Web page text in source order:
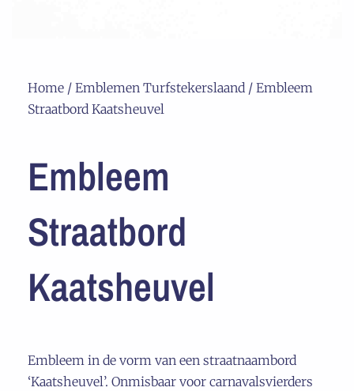
Home / Emblemen Turfstekerslaand / Embleem
Straatbord Kaatsheuvel
Embleem
Straatbord
Kaatsheuvel
Embleem in de vorm van een straatnaambord
‘Kaatsheuvel’. Onmisbaar voor carnavalsvierders